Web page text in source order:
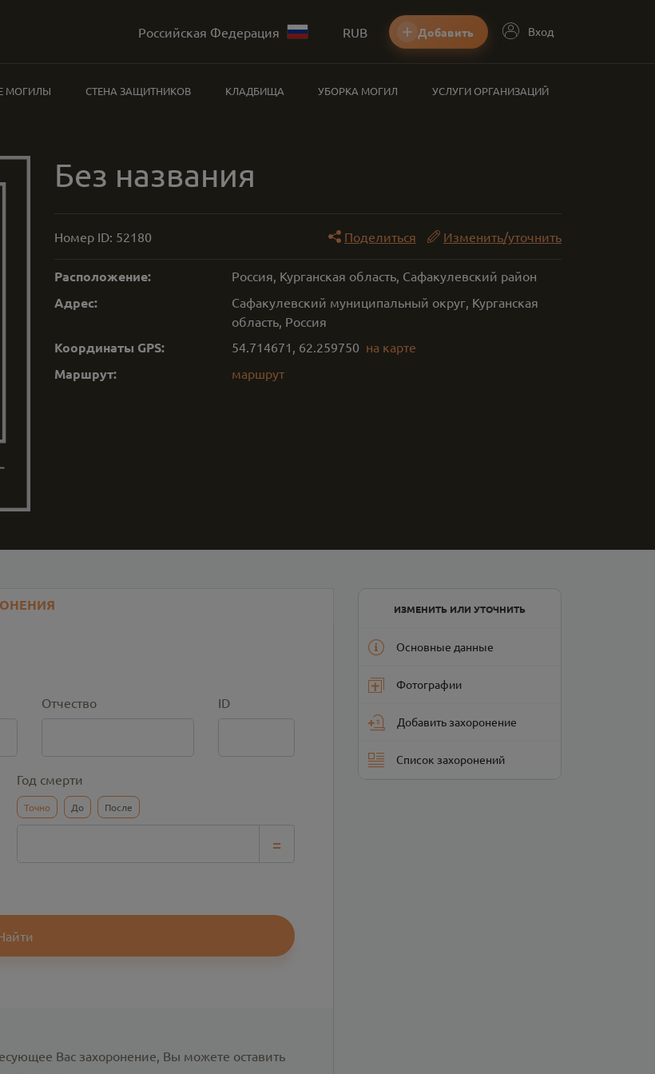
Российская Федерация RUB Добавить Вход
МОГИЛЫ СТЕНА ЗАЩИТНИКОВ КЛАДБИЩА УБОРКА МОГИЛ УСЛУГИ ОРГАНИЗАЦИЙ
Без названия
Номер ID: 52180 Поделиться Изменить/уточнить
Расположение: Россия, Курганская область, Сафакулевский район
Адрес:
Сафакулевский муниципальный округ, Курганская
область, Россия
Координаты GPS: 54.714671 , 62.259750 на карте
Маршрут: маршрут
Отчество ID
Год смерти
Точно До После
=
Вас захоронение, Вы можете оставить
ИЗМЕНИТЬ ИЛИ УТОЧНИТЬ
Основные данные
Фотографии
Добавить захоронение
Список захоронений